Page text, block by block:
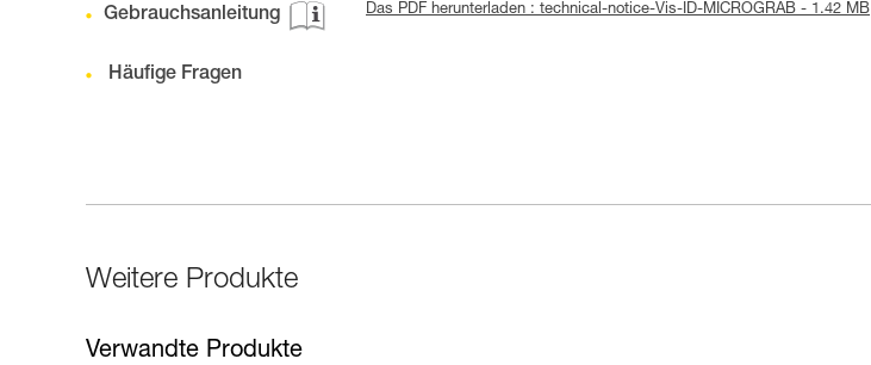
Gebrauchsanleitung Das PDF herunterladen : technical-notice-Vis-ID-MICROGRAB - 1.42 MB
Häufige Fragen
Weitere Produkte
Verwandte Produkte